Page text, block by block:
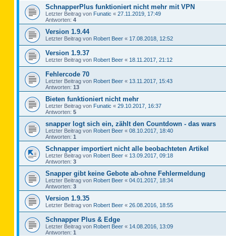
SchnapperPlus funktioniert nicht mehr mit VPN
Letzter Beitrag von Funatic « 27.11.2019, 17:49
Antworten: 4
Version 1.9.44
Letzter Beitrag von Robert Beer « 17.08.2018, 12:52
Version 1.9.37
Letzter Beitrag von Robert Beer « 18.11.2017, 21:12
Fehlercode 70
Letzter Beitrag von Robert Beer « 13.11.2017, 15:43
Antworten: 13
Bieten funktioniert nicht mehr
Letzter Beitrag von Funatic « 29.10.2017, 16:37
Antworten: 5
snapper logt sich ein, zählt den Countdown - das wars
Letzter Beitrag von Robert Beer « 08.10.2017, 18:40
Antworten: 1
Schnapper importiert nicht alle beobachteten Artikel
Letzter Beitrag von Robert Beer « 13.09.2017, 09:18
Antworten: 3
Snapper gibt keine Gebote ab-ohne Fehlermeldung
Letzter Beitrag von Robert Beer « 04.01.2017, 18:34
Antworten: 3
Version 1.9.35
Letzter Beitrag von Robert Beer « 26.08.2016, 18:55
Schnapper Plus & Edge
Letzter Beitrag von Robert Beer « 14.08.2016, 13:09
Antworten: 1